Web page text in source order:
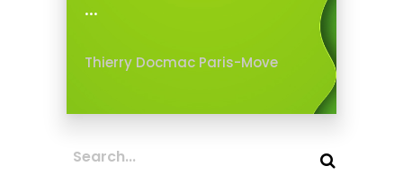
...
Thierry Docmac Paris-Move